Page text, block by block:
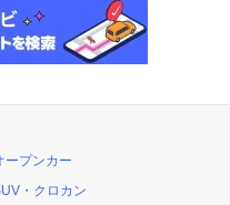
ープンカー
・クロカン